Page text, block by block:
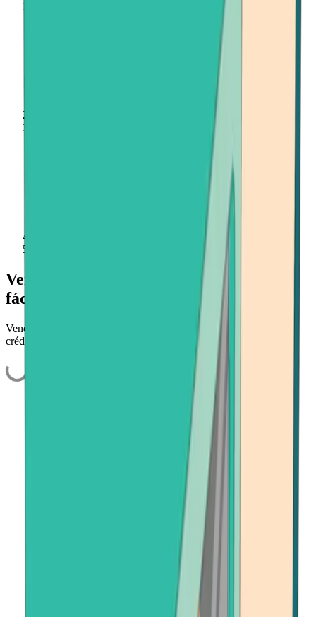
Vender Verse (VERSE) rápida y
fácilmente
Venda Verse y obtenga efectivo en su cuenta bancaria, tarjeta de
crédito o aplicación de pago. Rápido, seguro y sin esfuerzo.